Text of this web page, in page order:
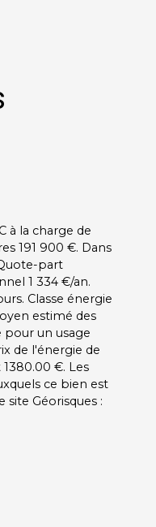
à la charge de
191 900 €. Dans
part
1 334 €/an.
Classe énergie
estimé des
pour un usage
de l'énergie de
€. Les
ce bien est
Géorisques :